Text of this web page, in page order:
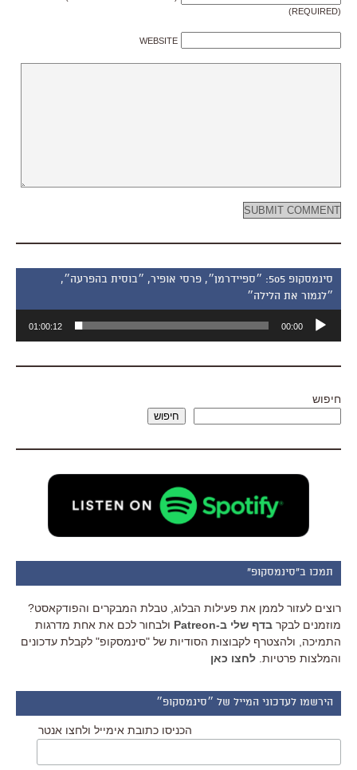
(REQUIRED)
WEBSITE
סינמסקופ 505: ״ספיידרמן״, פרסי אופיר, ״בוסית בהפרעה״,
״לגמור את הלילה״
אודיו
00:00
01:00:12
חיפוש
חיפוש
תמכו ב"סינמסקופ"
רוצים לעזור לממן את פעילות הבלוג, טבלת המבקרים והפודקאסט?
מוזמנים לבקר בדף שלי ב-Patreon
ולבחור לכם את אחת מדרגות
התמיכה, ולהצטרף לקבוצות הסודיות של "סינמסקופ" לקבלת עדכונים
והמלצות פרטיות. לחצו כאן
הירשמו לעדכוני המייל של ״סינמסקופ״
הכניסו כתובת אימייל ולחצו אנטר